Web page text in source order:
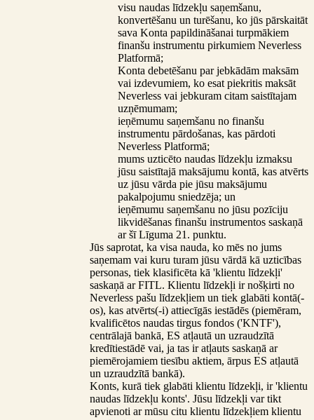
visu naudas līdzekļu saņemšanu,
konvertēšanu un turēšanu, ko jūs pārskaitāt
sava Konta papildināšanai turpmākiem
finanšu instrumentu pirkumiem Neverless
Platformā;
Konta debetēšanu par jebkādām maksām
vai izdevumiem, ko esat piekritis maksāt
Neverless vai jebkuram citam saistītajam
uzņēmumam;
ieņēmumu saņemšanu no finanšu
instrumentu pārdošanas, kas pārdoti
Neverless Platformā;
mums uzticēto naudas līdzekļu izmaksu
jūsu saistītajā maksājumu kontā, kas atvērts
uz jūsu vārda pie jūsu maksājumu
pakalpojumu sniedzēja; un
ieņēmumu saņemšanu no jūsu pozīciju
likvidēšanas finanšu instrumentos saskaņā
ar šī Līguma 21. punktu.
Jūs saprotat, ka visa nauda, ko mēs no jums
saņemam vai kuru turam jūsu vārdā kā uzticības
personas, tiek klasificēta kā 'klientu līdzekļi'
saskaņā ar FITL. Klientu līdzekļi ir nošķirti no
Neverless pašu līdzekļiem un tiek glabāti kontā(-
os), kas atvērts(-i) attiecīgās iestādēs (piemēram,
kvalificētos naudas tirgus fondos ('KNTF'),
centrālajā bankā, ES atļautā un uzraudzītā
kredītiestādē vai, ja tas ir atļauts saskaņā ar
piemērojamiem tiesību aktiem, ārpus ES atļautā
un uzraudzītā bankā).
Konts, kurā tiek glabāti klientu līdzekļi, ir 'klientu
naudas līdzekļu konts'. Jūsu līdzekļi var tikt
apvienoti ar mūsu citu klientu līdzekļiem klientu